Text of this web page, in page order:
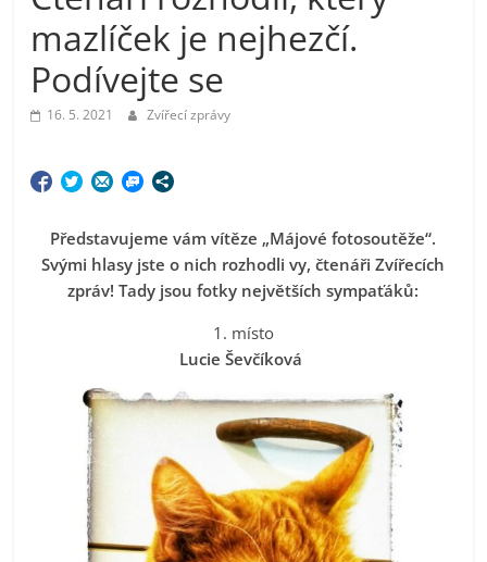
mazlíček je nejhezčí.
Podívejte se
16. 5. 2021 Zvířecí zprávy
Představujeme vám vítěze „Májové fotosoutěže“.
Svými hlasy jste o nich rozhodli vy, čtenáři Zvířecích
zpráv! Tady jsou fotky největších sympaťáků:
1. místo
Lucie Ševčíková